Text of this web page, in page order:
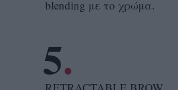
blending με το χρώμα.
5